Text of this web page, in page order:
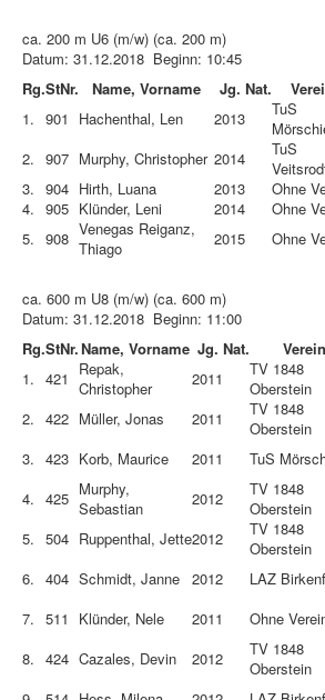
ca. 200 m U6 (m/w) (ca. 200 m)
Datum: 31.12.2018 Beginn: 10:45
Rg.StNr. Name, Vorname Jg. Nat.
1. 901 Hachenthal, Len 2013
TuS
2. 907 Murphy, Christopher 2014
TuS
3. 904 Hirth, Luana 2013 Ohne
4. 905 Klünder, Leni 2014 Ohne
5. 908 Venegas Reiganz,
Thiago
2015 Ohne
ca. 600 m U8 (m/w) (ca. 600 m)
Datum: 31.12.2018 Beginn: 11:00
Rg.StNr.Name, Vorname Jg. Nat. Verein
1. 421
Repak,
Christopher
2011
TV 1848
Oberstein
2. 422 Müller, Jonas 2011
TV 1848
Oberstein
3. 423 Korb, Maurice 2011 TuS
4. 425 Murphy,
Sebastian
2012
TV 1848
Oberstein
5. 504 Ruppenthal, Jette2012
TV 1848
Oberstein
6. 404 Schmidt, Janne 2012 LAZ
7. 511 Klünder, Nele 2011 Ohne
8. 424 Cazales, Devin 2012
TV 1848
Oberstein